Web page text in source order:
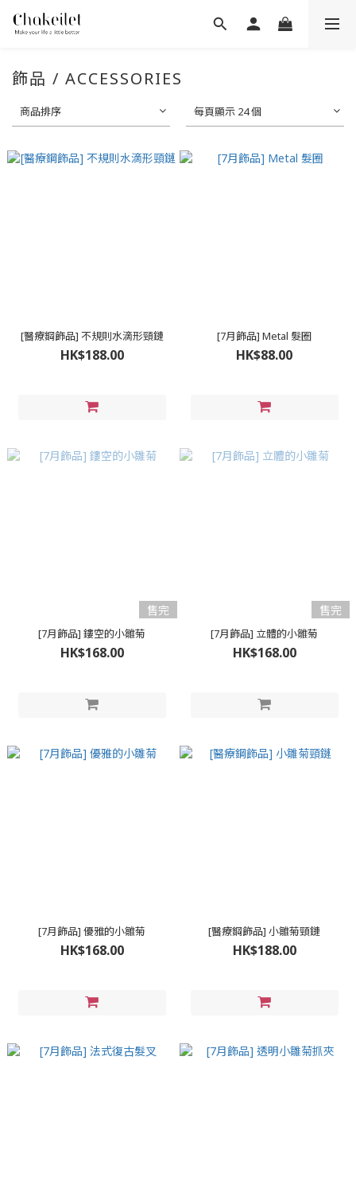
飾品 / ACCESSORIES
商品排序 每頁顯示 24 個
[醫療鋼飾品] 不規則水滴形頸鏈
HK$188.00
[7月飾品] Metal 髮圈
HK$88.00
售完
[7月飾品] 鏤空的小雛菊
HK$168.00
售完
[7月飾品] 立體的小雛菊
HK$168.00
[7月飾品] 優雅的小雛菊
HK$168.00
[醫療鋼飾品] 小雛菊頸鏈
HK$188.00